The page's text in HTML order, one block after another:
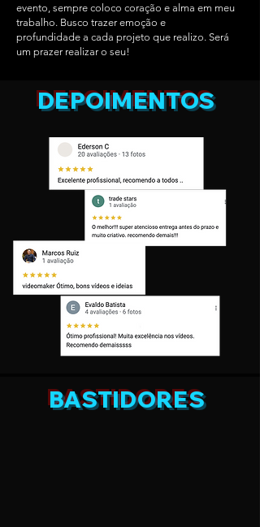
evento, sempre coloco coração e alma em meu
trabalho. Busco trazer emoção e
profundidade a cada projeto que realizo. Será
um prazer realizar o seu!
DEPOIMENTOS
BASTIDORES